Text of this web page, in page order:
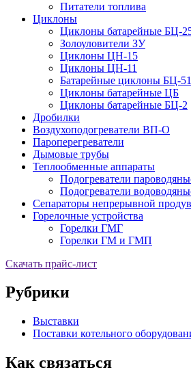
Питатели топлива
Циклоны
Циклоны батарейные БЦ-
Золоуловители ЗУ
Циклоны ЦН-15
Циклоны ЦН-11
Батарейные циклоны БЦ-
Циклоны батарейные ЦБ
Циклоны батарейные БЦ-2
Дробилки
Воздухоподогреватели ВП-О
Пароперегреватели
Дымовые трубы
Теплообменные аппараты
Подогреватели
Подогреватели
Сепараторы непрерывной
Горелочные устройства
Горелки ГМГ
Горелки ГМ и ГМП
Скачать прайс-лист
Рубрики
Выставки
Поставки котельного
Как связаться